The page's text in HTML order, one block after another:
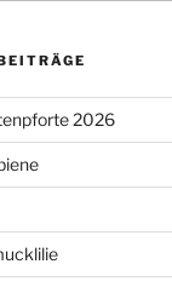
2026